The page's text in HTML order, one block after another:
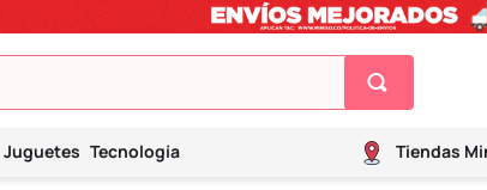
Juguetes Tecnología Tiendas